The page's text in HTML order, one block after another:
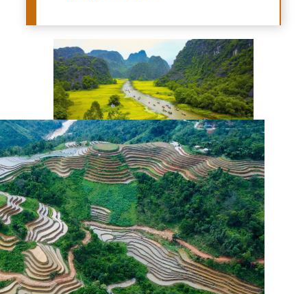
Ландшафтный комплекс Чанган является
первым во Вьетнаме смешанным
объектом Всемирного наследия,
признанным ЮНЕСКО по критериям как
культурного, так и природного наследия
(Фото: ВИА)